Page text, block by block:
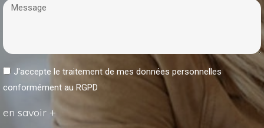
J'accepte le traitement de mes données personnelles
conformément au RGPD
en savoir +